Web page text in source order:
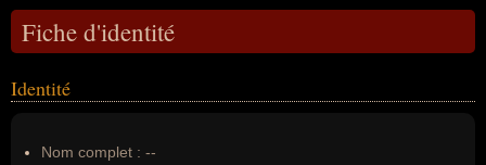
Fiche d'identité
Identité
Nom complet : --